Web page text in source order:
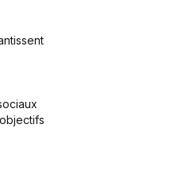
entreprise ?